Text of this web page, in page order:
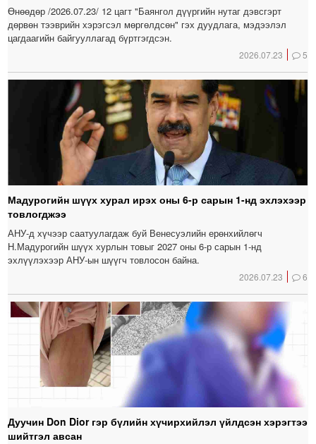
Өнөөдөр /2026.07.23/ 12 цагт "Баянгол дүүргийн нутаг дэвсгэрт
дөрвөн тээврийн хэрэгсэл мөргөлдсөн" гэх дуудлага, мэдээлэл
цагдаагийн байгууллагад бүртгэгдсэн.
2026.07.23 5
Мадурогийн шүүх хурал ирэх оны 6-р сарын 1-нд эхлэхээр
товлогджээ
АНУ-д хүчээр саатуулагдаж буй Венесуэлийн ерөнхийлөгч
Н.Мадурогийн шүүх хурлын товыг 2027 оны 6-р сарын 1-нд
эхлүүлэхээр АНУ-ын шүүгч товлосон байна.
2026.07.23 6
Дуучин Don Dior гэр бүлийн хүчирхийлэл үйлдсэн хэрэгтээ
шийтгэл авсан